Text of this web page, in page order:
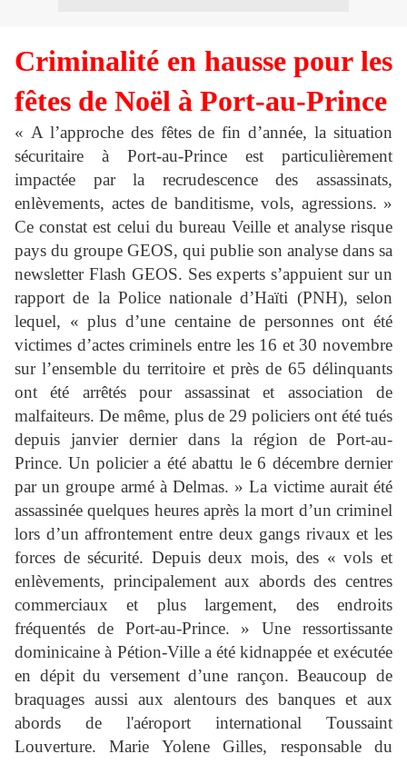
Criminalité en hausse pour les
fêtes de Noël à Port-au-Prince
« A l’approche des fêtes de fin d’année, la situation
sécuritaire à Port-au-Prince est particulièrement
impactée par la recrudescence des assassinats,
enlèvements, actes de banditisme, vols, agressions. »
Ce constat est celui du bureau Veille et analyse risque
pays du groupe GEOS, qui publie son analyse dans sa
newsletter Flash GEOS. Ses experts s’appuient sur un
rapport de la Police nationale d’Haïti (PNH), selon
lequel, « plus d’une centaine de personnes ont été
victimes d’actes criminels entre les 16 et 30 novembre
sur l’ensemble du territoire et près de 65 délinquants
ont été arrêtés pour assassinat et association de
malfaiteurs. De même, plus de 29 policiers ont été tués
depuis janvier dernier dans la région de Port-au-
Prince. Un policier a été abattu le 6 décembre dernier
par un groupe armé à Delmas. » La victime aurait été
assassinée quelques heures après la mort d’un criminel
lors d’un affrontement entre deux gangs rivaux et les
forces de sécurité. Depuis deux mois, des « vols et
enlèvements, principalement aux abords des centres
commerciaux et plus largement, des endroits
fréquentés de Port-au-Prince. » Une ressortissante
dominicaine à Pétion-Ville a été kidnappée et exécutée
en dépit du versement d’une rançon. Beaucoup de
braquages aussi aux alentours des banques et aux
abords de l'aéroport international Toussaint
Louverture. Marie Yolene Gilles, responsable du